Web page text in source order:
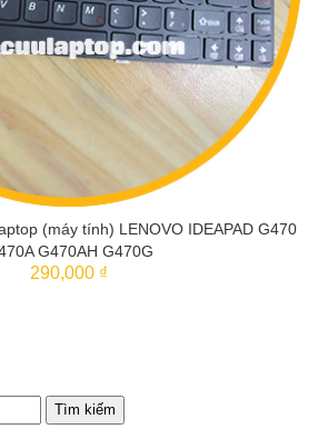
(máy tính) LENOVO IDEAPAD G470
G470AH G470G
290,000 ₫